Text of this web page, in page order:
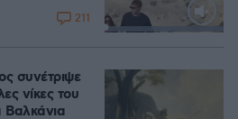
Loaded
211
συνέτριψε
νίκες του
Βαλκάνια